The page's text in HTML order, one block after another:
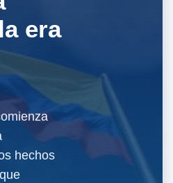
era
hechos